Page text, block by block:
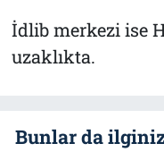
İdlib merkezi ise
uzaklıkta.
Bunlar da